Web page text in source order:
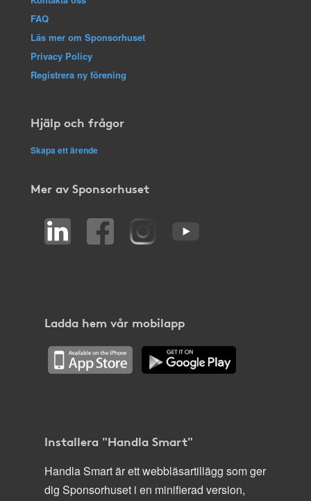
FAQ
Läs mer om Sponsorhuset
Privacy Policy
Registrera ny förening
Hjälp och frågor
Skapa ett ärende
Mer av Sponsorhuset
Ladda hem vår mobilapp
Installera "Handla Smart"
Handla Smart är ett webbläsartillägg som ger
dig Sponsorhuset i en minifierad version,